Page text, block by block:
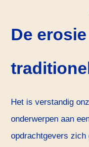
De
Het is verstandig
onderwerpen aan
opdrachtgevers zich